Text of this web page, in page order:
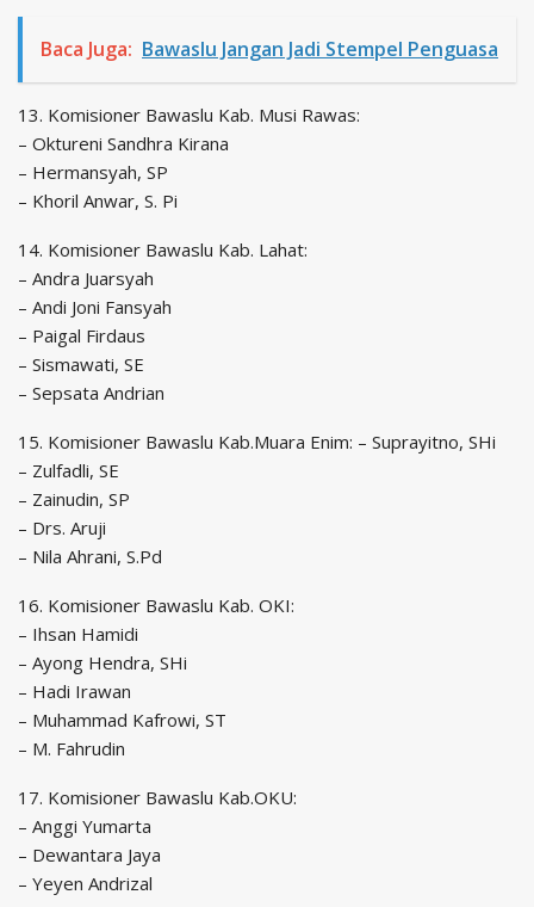
Baca Juga: Bawaslu Jangan Jadi Stempel Penguasa
13. Komisioner Bawaslu Kab. Musi Rawas:
– Oktureni Sandhra Kirana
– Hermansyah, SP
– Khoril Anwar, S. Pi
14. Komisioner Bawaslu Kab. Lahat:
– Andra Juarsyah
– Andi Joni Fansyah
– Paigal Firdaus
– Sismawati, SE
– Sepsata Andrian
15. Komisioner Bawaslu Kab.Muara Enim: – Suprayitno, SHi
– Zulfadli, SE
– Zainudin, SP
– Drs. Aruji
– Nila Ahrani, S.Pd
16. Komisioner Bawaslu Kab. OKI:
– Ihsan Hamidi
– Ayong Hendra, SHi
– Hadi Irawan
– Muhammad Kafrowi, ST
– M. Fahrudin
17. Komisioner Bawaslu Kab.OKU:
– Anggi Yumarta
– Dewantara Jaya
– Yeyen Andrizal